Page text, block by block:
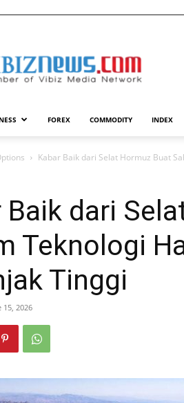
FOREX COMMODITY INDEX
Kabar Baik dari Selat Hormuz Buat
Baik dari
Teknologi
Tinggi
15, 2026